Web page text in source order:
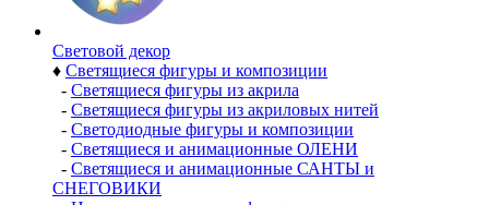
Световой декор
♦ Светящиеся фигуры и композиции
- Светящиеся фигуры из акрила
- Светящиеся фигуры из акриловых нитей
- Светодиодные фигуры и композиции
- Светящиеся и анимационные ОЛЕНИ
- Светящиеся и анимационные САНТЫ и
СНЕГОВИКИ